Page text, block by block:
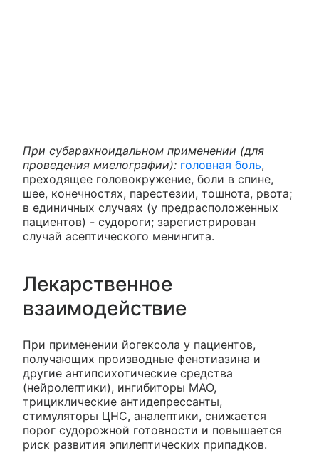
При субарахноидальном применении (для
проведения миелографии): головная боль,
преходящее головокружение, боли в спине,
шее, конечностях, парестезии, тошнота, рвота;
в единичных случаях (у предрасположенных
пациентов) - судороги; зарегистрирован
случай асептического менингита.
Лекарственное
взаимодействие
При применении йогексола у пациентов,
получающих производные фенотиазина и
другие антипсихотические средства
(нейролептики), ингибиторы МАО,
трициклические антидепрессанты,
стимуляторы ЦНС, аналептики, снижается
порог судорожной готовности и повышается
риск развития эпилептических припадков.